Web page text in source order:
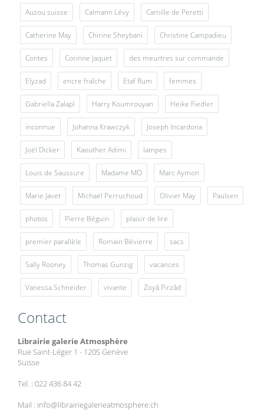
Auzou suisse Calmann Lévy Camille de Peretti
Catherine May Chirine Sheybani Christine Campadieu
Contes Corinne Jaquet des meurtres sur commande
Elyzad encre fraîche Etaf Rum femmes
Gabriella Zalapì Harry Koumrouyan Heike Fiedler
inconnue Johanna Krawczyk Joseph Incardona
Joël Dicker Kaouther Adimi lampes
Louis de Saussure Madame MO Marc Aymon
Marie Javet Michaël Perruchoud Olivier May Paulsen
photos Pierre Béguin plaisir de lire
premier parallèle Romain Bévierre sacs
Sally Rooney Thomas Gunzig vacances
Vanessa Schneider vivante Zoyâ Pirzâd
Contact
Librairie galerie Atmosphère
Rue Saint-Léger 1 - 1205 Genève
Suisse
Tel. : 022 436 84 42
Mail : info@librairiegalerieatmosphere.ch